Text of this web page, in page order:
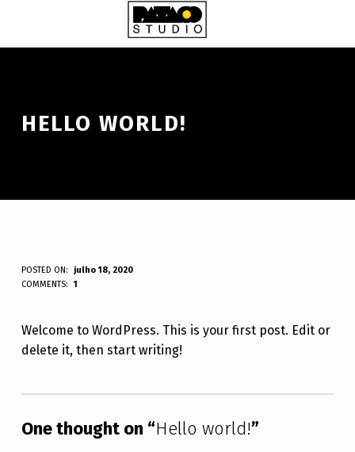
PATACO STUDIO
HELLO WORLD!
H
L
L
W
O
POSTED ON:
julho 18, 2020
WRITTEN BY:
COMMENTS: 1
Welcome to WordPress. This is your first post. Edit or
delete it, then start writing!
One thought on “Hello world!”